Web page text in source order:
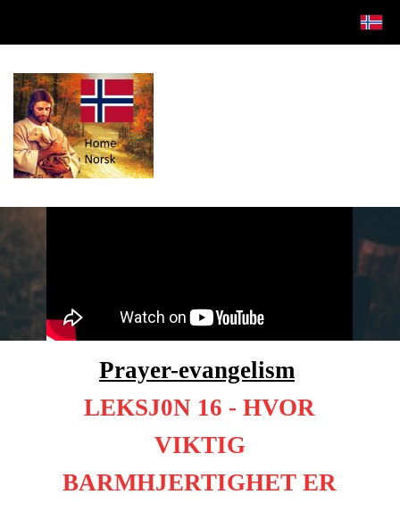
Prayer-evangelism
LEKSJ0N 16 - HVOR
VIKTIG
BARMHJERTIGHET ER